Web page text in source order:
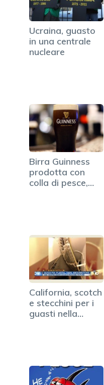
Ucraina, guasto
in una centrale
nucleare
Birra Guinness
prodotta con
colla di pesce,…
California, scotch
e stecchini per i
guasti nella…